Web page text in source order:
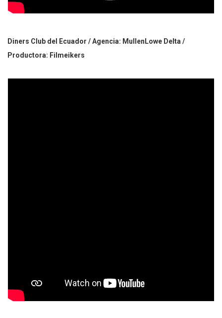
Diners Club del Ecuador / Agencia: MullenLowe Delta /
Productora: Filmeikers